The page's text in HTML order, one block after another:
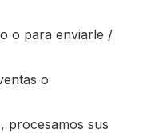
o para enviarle /
o
procesamos sus